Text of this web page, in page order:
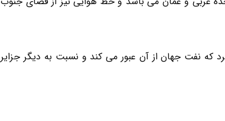
که نفت جهان از آن عبور می کند و نسبت به دیگر جزایر